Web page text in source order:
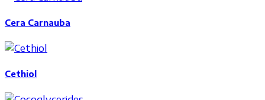
Cera Carnauba
Cethiol